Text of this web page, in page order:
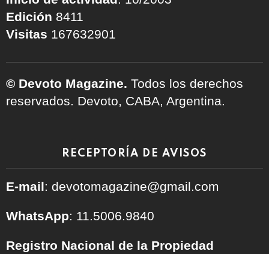
Edición 8411
Visitas 167632901
© Devoto Magazine. Todos los derechos
reservados. Devoto, CABA, Argentina.
RECEPTORÍA DE AVISOS
E-mail: devotomagazine@gmail.com
WhatsApp: 11.5006.9840
Registro Nacional de la Propiedad